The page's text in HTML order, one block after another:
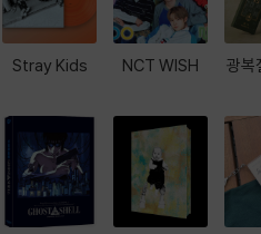
Stray Kids NCT WISH 광복